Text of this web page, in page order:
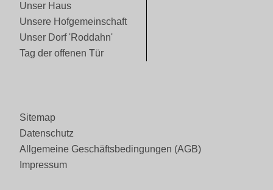
Unser Haus
Unsere Hofgemeinschaft
Unser Dorf 'Roddahn'
Tag der offenen Tür
Sitemap
Datenschutz
Allgemeine Geschäftsbedingungen (AGB)
Impressum